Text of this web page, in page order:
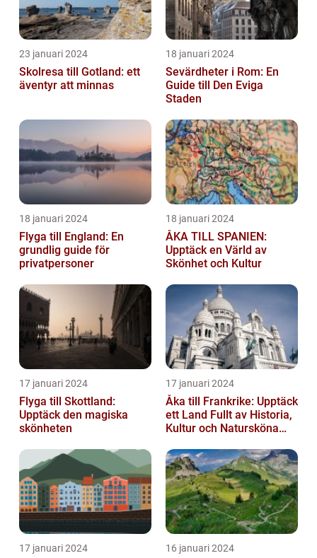
23 januari 2024
Skolresa till Gotland: ett
äventyr att minnas
18 januari 2024
Sevärdheter i Rom: En
Guide till Den Eviga
Staden
18 januari 2024
Flyga till England: En
grundlig guide för
privatpersoner
18 januari 2024
ÅKA TILL SPANIEN:
Upptäck en Värld av
Skönhet och Kultur
17 januari 2024
Flyga till Skottland:
Upptäck den magiska
skönheten
17 januari 2024
Åka till Frankrike: Upptäck
ett Land Fullt av Historia,
Kultur och Natursköna
17 januari 2024 16 januari 2024